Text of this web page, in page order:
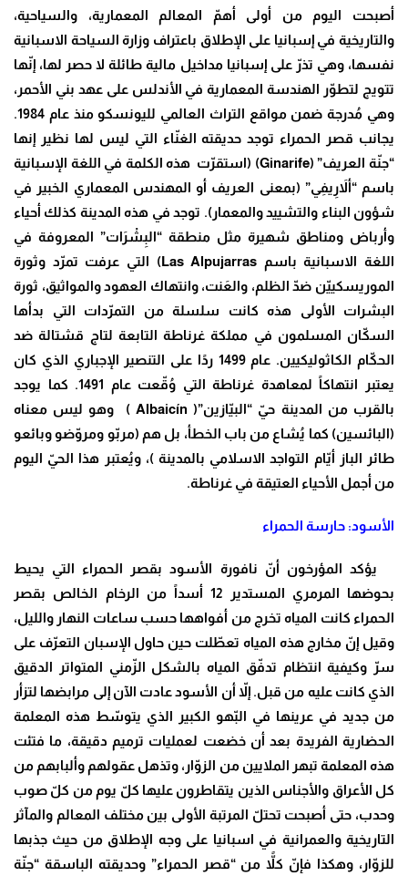
أصبحت اليوم من أولى أهمّ المعالم المعمارية، والسياحية،
والتاريخية في إسبانيا على الإطلاق باعتراف وزارة السياحة الاسبانية
نفسها، وهي تذرّ على إسبانيا مداخيل مالية طائلة لا حصر لها، إنّها
تتويج لتطوّر الهندسة المعمارية في الأندلس على عهد بني الأحمر،
وهي مُدرجة ضمن مواقع التراث العالمي لليونسكو منذ عام 1984.
يجانب قصر الحمراء توجد حديقته الغنّاء التي ليس لها نظير إنها
“جنّة العريف” (Ginarife) (استقرّت هذه الكلمة في اللغة الإسبانية
باسم “ألاَرِيفِي” (بمعنى العريف أو المهندس المعماري الخبير في
شؤون البناء والتشييد والمعمار). توجد في هذه المدينة كذلك أحياء
وأرباض ومناطق شهيرة مثل منطقة “البِشْرَات” المعروفة في
اللغة الاسبانية باسم Las Alpujarras) التي عرفت تمرّد وثورة
الموريسكييّن ضدّ الظلم، والعَنت، وانتهاك العهود والمواثيق، ثورة
البشرات الأولى هذه كانت سلسلة من التمرّدات التي بدأها
السكّان المسلمون في مملكة غرناطة التابعة لتاج قشتالة ضد
الحكّام الكاثوليكيين. عام 1499 ردًا على التنصير الإجباري الذي كان
يعتبر انتهاكاً لمعاهدة غرناطة التي وُقّعت عام 1491. كما يوجد
بالقرب من المدينة حيّ “البيّازين”( Albaicín ) وهو ليس معناه
(البائسين) كما يُشاع من باب الخطأ، بل هم (مربّو ومروّضو وبائعو
طائر الباز أيّام التواجد الاسلامي بالمدينة )، ويُعتبر هذا الحيّ اليوم
من أجمل الأحياء العتيقة في غرناطة.
الأسود: حارسة الحمراء
يؤكد المؤرخون أنّ نافورة الأسود بقصر الحمراء التي يحيط
بحوضها المرمري المستدير 12 أسداً من الرخام الخالص بقصر
الحمراء كانت المياه تخرج من أفواهها حسب ساعات النهار والليل،
وقيل إنّ مخارج هذه المياه تعطّلت حين حاول الإسبان التعرّف على
سرّ وكيفية انتظام تدفّق المياه بالشكل الزّمني المتواتر الدقيق
الذي كانت عليه من قبل. إلاّ أن الأسود عادت الآن إلى مرابضها لتزأر
من جديد في عرينها في البّهو الكبير الذي يتوسّط هذه المعلمة
الحضارية الفريدة بعد أن خضعت لعمليات ترميم دقيقة، ما فتئت
هذه المعلمة تبهر الملايين من الزوّار، وتذهل عقولهم وألبابهم من
كل الأعراق والأجناس الذين يتقاطرون عليها كلّ يوم من كلّ صوب
وحدب، حتى أصبحت تحتلّ المرتبة الأولى بين مختلف المعالم والمآثر
التاريخية والعمرانية في اسبانيا على وجه الإطلاق من حيث جذبها
للزوّار، وهكذا فإنّ كلاًّ من “قصر الحمراء” وحديقته الباسقة “جنّة